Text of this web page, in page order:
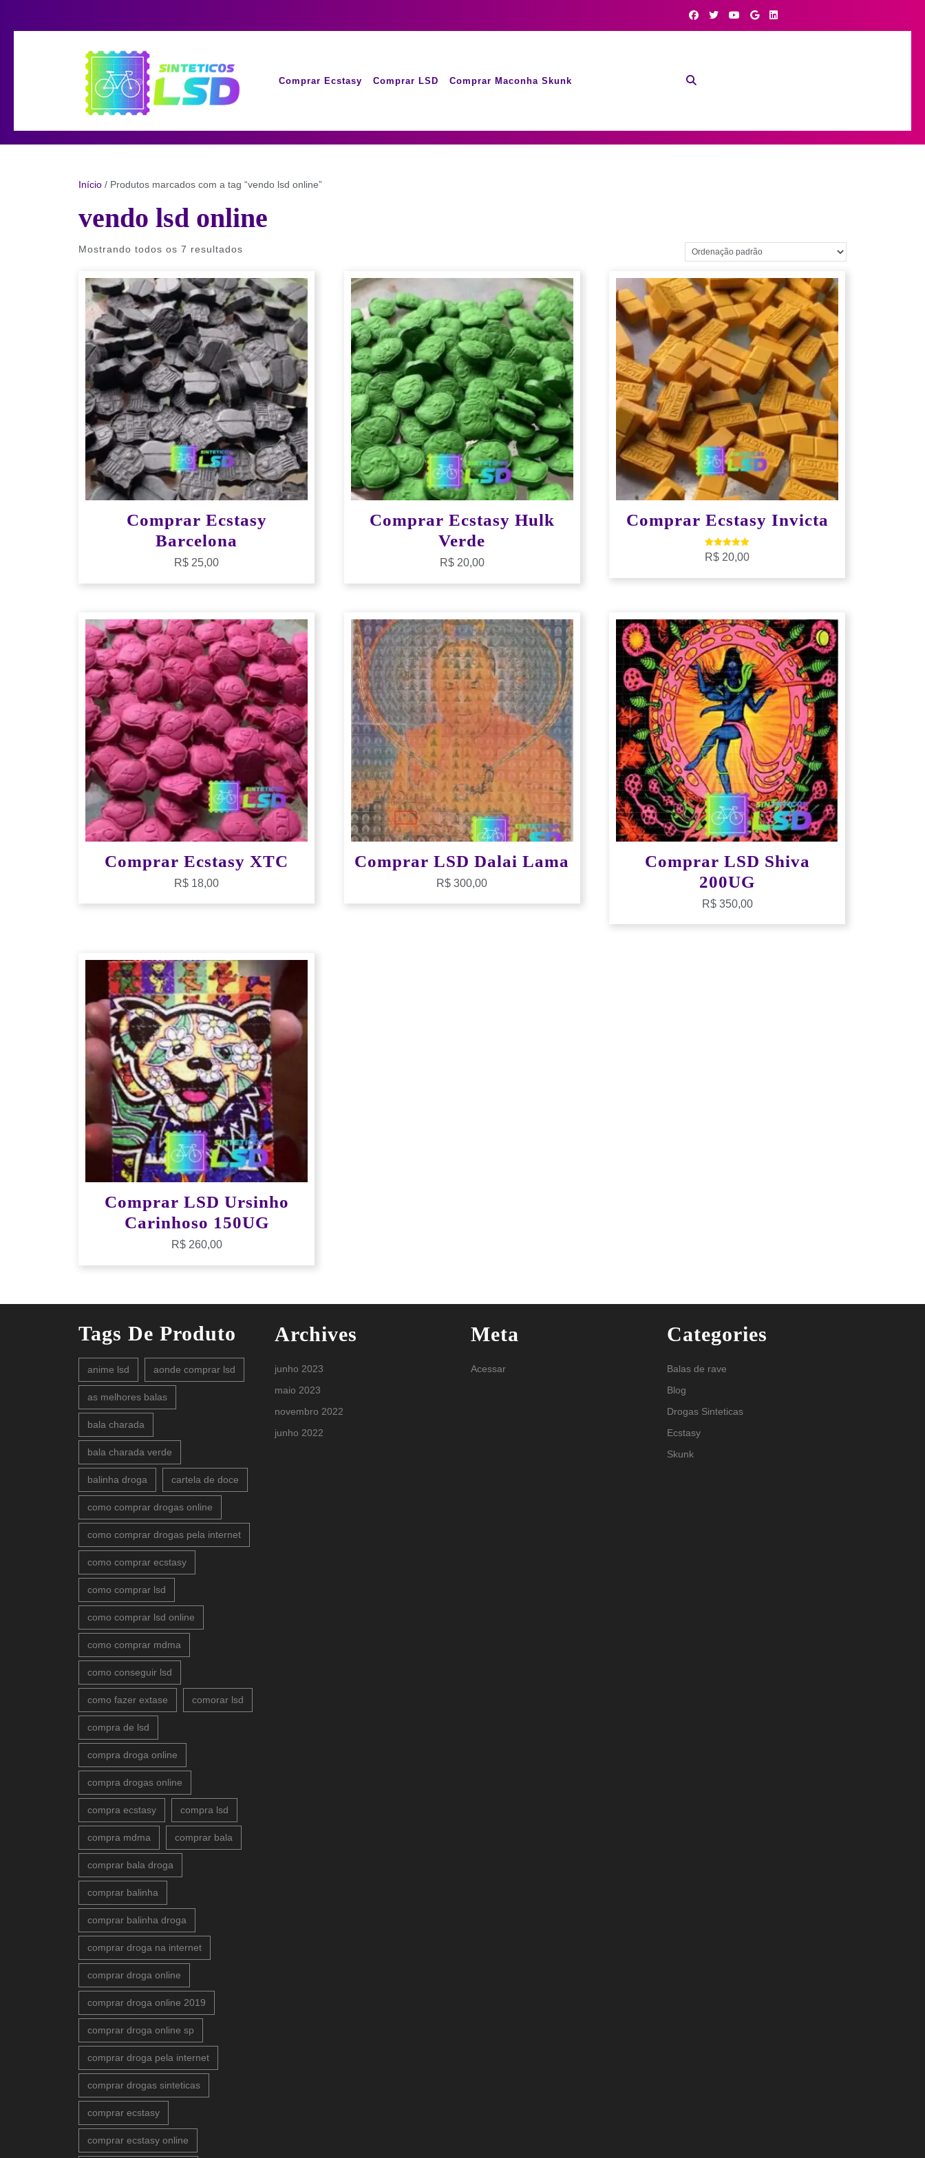
Comprar Ecstasy Comprar LSD Comprar Maconha Skunk
Início / Produtos marcados com a tag “vendo lsd online”
vendo lsd online
Mostrando todos os 7 resultados
Comprar Ecstasy
Barcelona
R$ 25,00
Comprar Ecstasy Hulk
Verde
R$20,00
Comprar Ecstasy Invicta
Avaliação
5.00
R$ 20,00
Comprar Ecstasy XTC
R$ 18,00
Comprar LSD Dalai Lama
R$ 300,00
Comprar LSD Shiva
200UG
R$350,00
Comprar LSD Ursinho
Carinhoso 150UG
R$260,00
Tags De Produto
anime lsd aonde comprar lsd
as melhores balas
bala charada
bala charada verde
balinha droga cartela de doce
como comprar drogas online
como comprar drogas pela internet
como comprar ecstasy
como comprar lsd
como comprar lsd online
como comprar mdma
como conseguir lsd
como fazer extase comorar lsd
compra de lsd
compra droga online
compra drogas online
compra ecstasy compra lsd
compra mdma comprar bala
comprar bala droga
comprar balinha
comprar balinha droga
comprar droga na internet
comprar droga online
comprar droga online 2019
comprar droga online sp
comprar droga pela internet
comprar drogas sinteticas
comprar ecstasy
comprar ecstasy online
Archives
junho 2023
maio 2023
novembro 2022
junho 2022
Meta
Acessar
Categories
Balas de rave
Blog
Drogas Sinteticas
Ecstasy
Skunk